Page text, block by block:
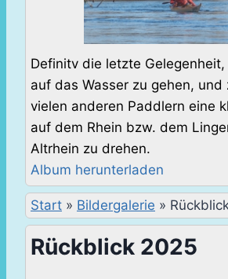
Definitv die letzte
auf das Wasser zu gehen, und
vielen anderen Paddlern eine
auf dem Rhein bzw. dem
Altrhein zu drehen.
Album herunterladen
Start » Bildergalerie »
Rückblick 2025